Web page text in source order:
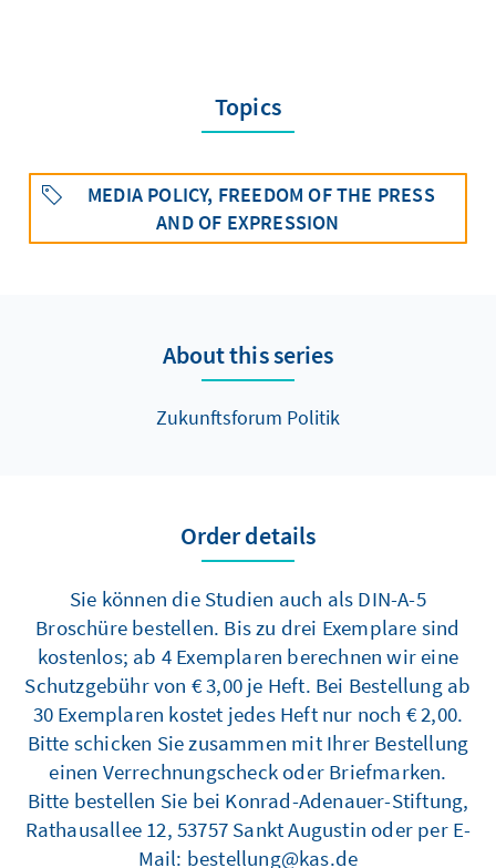
Topics
MEDIA POLICY, FREEDOM OF THE PRESS
AND OF EXPRESSION
About this series
Zukunftsforum Politik
Order details
Sie können die Studien auch als DIN-A-5
Broschüre bestellen. Bis zu drei Exemplare sind
kostenlos; ab 4 Exemplaren berechnen wir eine
Schutzgebühr von € 3,00 je Heft. Bei Bestellung ab
30 Exemplaren kostet jedes Heft nur noch € 2,00.
Bitte schicken Sie zusammen mit Ihrer Bestellung
einen Verrechnungscheck oder Briefmarken.
Bitte bestellen Sie bei Konrad-Adenauer-Stiftung,
Rathausallee 12, 53757 Sankt Augustin oder per E-
Mail: bestellung@kas.de